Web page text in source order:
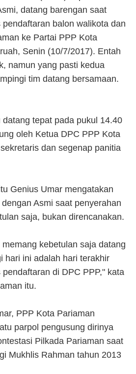
datang barengan saat
balon walikota dan
ke Partai PPP Kota
Senin (10/7/2017). Entah
namun yang pasti kedua
tim datang bersamaan.
tepat pada pukul 14.40
oleh Ketua DPC PPP Kota
dan segenap panitia
Genius Umar mengatakan
Asmi saat penyerahan
saja, bukan direncanakan.
kebetulan saja datang
hari ini adalah hari terakhir
di DPC PPP," kata
itu.
PPP Kota Pariaman
parpol pengusung dirinya
Pilkada Pariaman saat
Mukhlis Rahman tahun 2013